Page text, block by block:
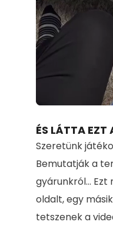
ÉS LÁTTA EZT
Szeretünk
Bemutatják a
gyárunkról... Ezt
oldalt, egy
tetszenek a